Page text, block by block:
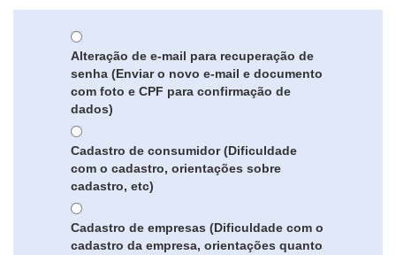
Alteração de e-mail para recuperação de
senha (Enviar o novo e-mail e documento
com foto e CPF para confirmação de
dados)
Cadastro de consumidor (Dificuldade
com o cadastro, orientações sobre
cadastro, etc)
Cadastro de empresas (Dificuldade com o
cadastro da empresa, orientações quanto